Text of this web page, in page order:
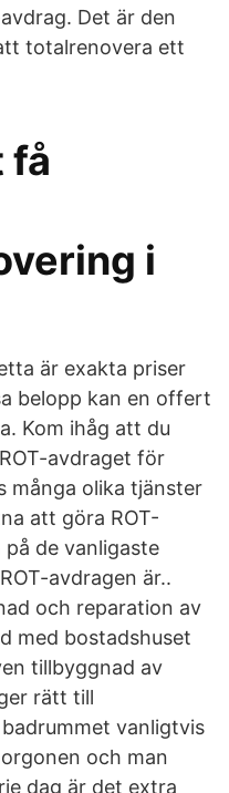
Det är den
totalrenovera ett
få
i
är exakta priser
belopp kan en offert
Kom ihåg att du
avdraget för
många olika tjänster
att göra ROT-
de vanligaste
avdragen är..
och reparation av
med bostadshuset
tillbyggnad av
rätt till
vanligtvis
och man
dag är det extra